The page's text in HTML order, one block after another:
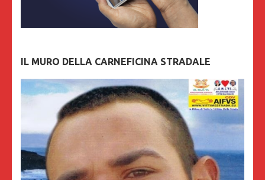
IL MURO DELLA CARNEFICINA STRADALE